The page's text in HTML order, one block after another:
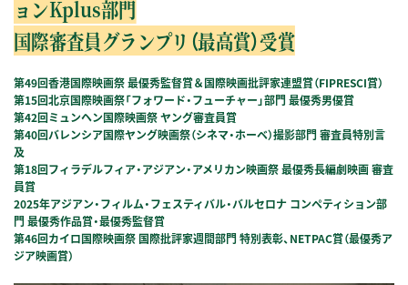
ョンKplus部門
国際審査員グランプリ（最高賞）受賞
第49回香港国際映画祭 最優秀監督賞＆国際映画批評家連盟賞（FIPRESCI賞）
第15回北京国際映画祭「フォワード・フューチャー」部門 最優秀男優賞
第42回ミュンヘン国際映画祭 ヤング審査員賞
第40回バレンシア国際ヤング映画祭（シネマ・ホーベ）撮影部門 審査員特別言
及
第18回フィラデルフィア・アジアン・アメリカン映画祭 最優秀長編劇映画 審査
員賞
2025年アジアン・フィルム・フェスティバル・バルセロナ コンペティション部
門 最優秀作品賞・最優秀監督賞
第46回カイロ国際映画祭 国際批評家週間部門 特別表彰、NETPAC賞（最優秀ア
ジア映画賞）